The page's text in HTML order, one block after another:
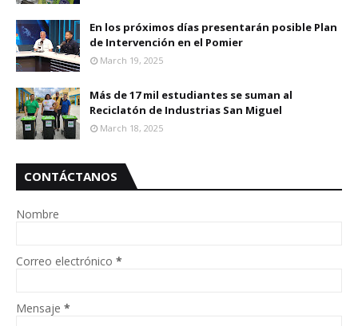
En los próximos días presentarán posible Plan
de Intervención en el Pomier
March 19, 2025
Más de 17 mil estudiantes se suman al
Reciclatón de Industrias San Miguel
March 18, 2025
CONTÁCTANOS
Nombre
Correo electrónico *
Mensaje *